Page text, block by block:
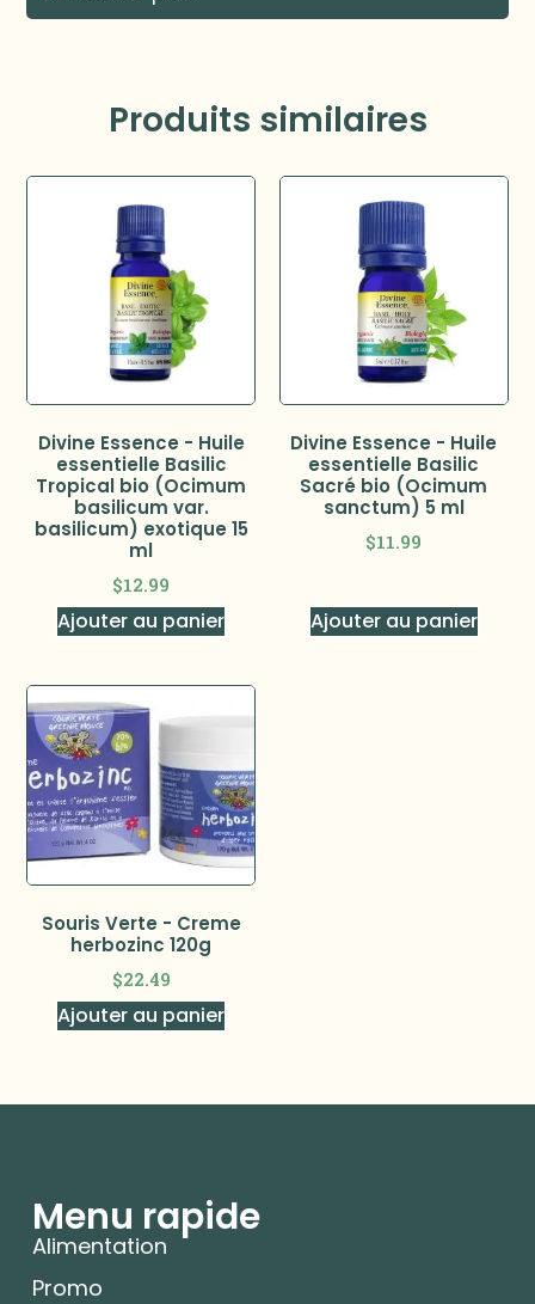
Produits similaires
Divine Essence - Huile
essentielle Basilic
Tropical bio (Ocimum
basilicum var.
basilicum) exotique 15
ml
$12.99
Ajouter au panier
Divine Essence - Huile
essentielle Basilic
Sacré bio (Ocimum
sanctum) 5 ml
$11.99
Ajouter au panier
Souris Verte - Creme
herbozinc 120g
$22.49
Ajouter au panier
Menu rapide
Alimentation
Promo